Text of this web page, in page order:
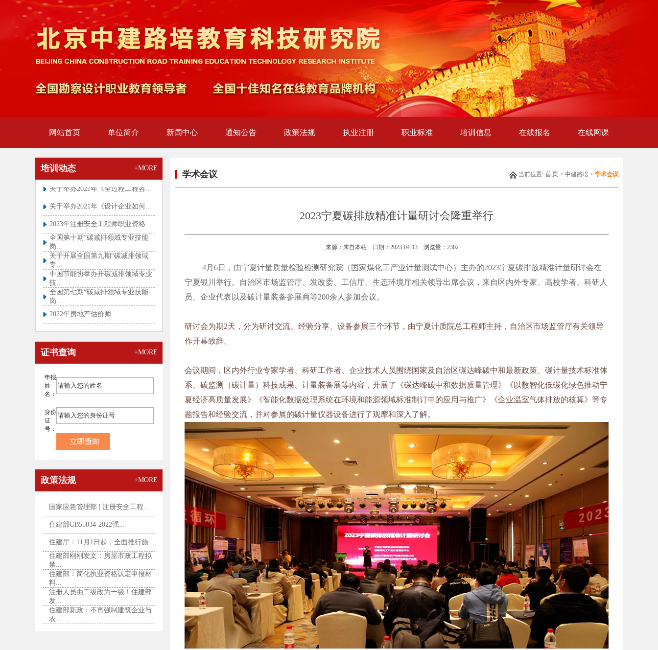
网站首页 单位简介 新闻中心 通知公告 政策法规 执业注册 职业标准 培训信息 在线报名 在线网课
培训动态 +MORE
全国第十期“碳减排领域专业技能
关于开展全国第九期“碳减排领域
专...
中国节能协举办开碳减排领域专业
技...
全国第七期“碳减排领域专业技能
2022年房地产估价师...
关于开展全国第四期“碳减排领域
总监、专监实行分级管理！中监协
验...
关于举办2021年《全过程工程咨...
关于举办2021年《设计企业如何...
2023年注册安全工程师职业资格...
全国第十期“碳减排领域专业技能
关于开展全国第九期“碳减排领域
专...
中国节能协举办开碳减排领域专业
技...
全国第七期“碳减排领域专业技能
岗...
2022年房地产估价师...
关于开展全国第四期“碳减排领域
关于推迟举行咨询工程师（投资）
总监、专监实行分级管理！中监协
试...
验...
关于举办2021年《全过程工程咨...
关于举办2021年《设计企业如何...
证书查询 +MORE
申报
姓
名：
身份
证
号：
政策法规 +MORE
国家应急管理部 | 注册安全工程...
住建部GB55034-2022强...
住建厅：11月1日起，全面推行施...
住建部刚刚发文：房屋市政工程拟
禁...
住建部：简化执业资格认定申报材
料...
注册人员由二级改为一级！住建部
发...
住建部新政：不再强制建筑企业与
农...
学术会议 当前位置: 首页 > 中建路培 > 学术会议
2023宁夏碳排放精准计量研讨会隆重举行
来源：来自本站 日期：2023-04-13 浏览量：2302
4月6日，由宁夏计量质量检验检测研究院（国家煤化工产业计量测试中心）主办的2023宁夏碳排放精准计量研讨会在
宁夏银川举行。自治区市场监管厅、发改委、工信厅、生态环境厅相关领导出席会议，来自区内外专家、高校学者、科研人
员、企业代表以及碳计量装备参展商等200余人参加会议。
研讨会为期2天，分为研讨交流、经验分享、设备参展三个环节，由宁夏计质院总工程师主持，自治区市场监管厅有关领导
作开幕致辞。
会议期间，区内外行业专家学者、科研工作者、企业技术人员围绕国家及自治区碳达峰碳中和最新政策、碳计量技术标准体
系、碳监测（碳计量）科技成果、计量装备展等内容，开展了《碳达峰碳中和数据质量管理》《以数智化低碳化绿色推动宁
夏经济高质量发展》《智能化数据处理系统在环境和能源领域标准制订中的应用与推广》《企业温室气体排放的核算》等专
题报告和经验交流，并对参展的碳计量仪器设备进行了观摩和深入了解。